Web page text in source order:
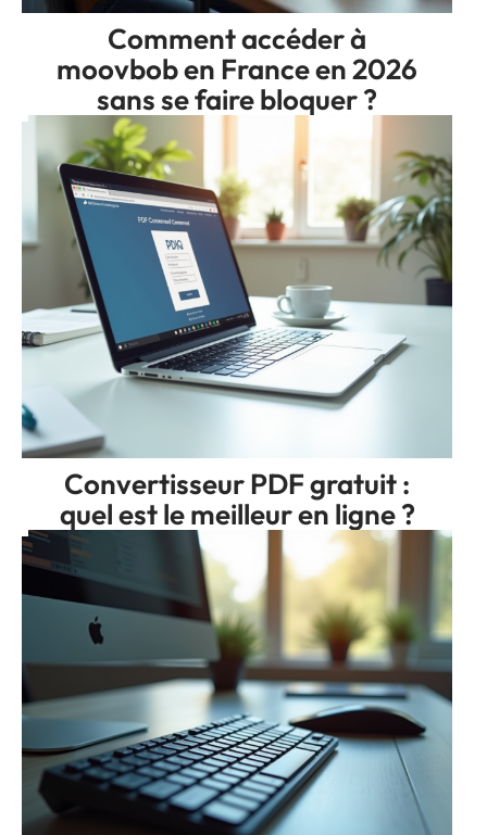
Comment accéder à
moovbob en France en 2026
sans se faire bloquer ?
Convertisseur PDF gratuit :
quel est le meilleur en ligne ?